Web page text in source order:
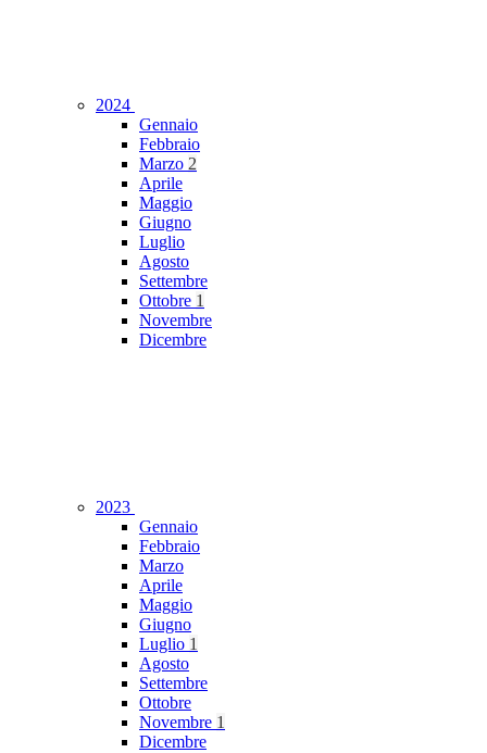
2024
Gennaio
Febbraio
Marzo 2
Aprile
Maggio
Giugno
Luglio
Agosto
Settembre
Ottobre 1
Novembre
Dicembre
2023
Gennaio
Febbraio
Marzo
Aprile
Maggio
Giugno
Luglio 1
Agosto
Settembre
Ottobre
Novembre 1
Dicembre